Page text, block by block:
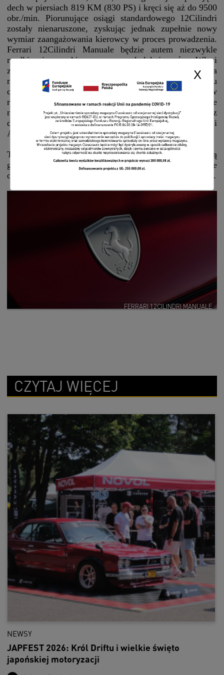
X
dech w piersiach 819 KM (830 PS) i kręci się aż do 9500
obr./min. Piorunujące osiągi standardowego 12Cilindri
zostały nienaruszone, zyskując jednak zupełnie nowy
wymiar zaangażowania kierowcy w proces prowadzenia.
Ferrari 12Cilindri Manuale będzie autem niezwykle
rzadkim i poszukiwanym przez kolekcjonerów. Włosi
zaplanowali produkcję zaledwie 1499 egzemplarzy, a
model ten będzie oferowany wyłącznie w nadwoziu typu
coupe. Wszystkie sztuki zostaną spersonalizowane w
ramach elitarnego programu Tailor Made, co daje
nabywcom dostęp do unikalnych lakierów oraz
dedykowanych wykończeń z najwyższej jakości skóry i
Alcantary.
Taka inżynieryjna innowacja i elitarność niosą ze sobą
gigantyczny koszt. Szacuje się, że wersja Manuale będzie
droższa od standardowego 12Cilindri o około 50 procent.
FERRARI 12CILINDRI MANUALE
CZYTAJ WIĘCEJ
NEWSY
JAPFEST 2026: Król Driftu i wielkie święto
japońskiej motoryzacji